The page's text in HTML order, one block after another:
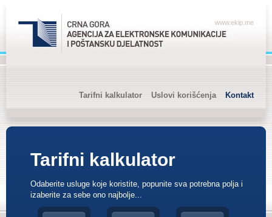
www.ekip.me
Tarifni kalkulator Uslovi korišćenja Kontakt
Tarifni kalkulator
Odaberite usluge koje koristite, popunite sva potrebna polja i
izaberite za sebe ono najbolje...